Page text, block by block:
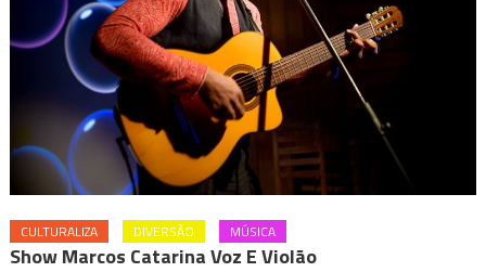
CULTURALIZA DIVERSÃO MÚSICA
Show Marcos Catarina Voz E Violão